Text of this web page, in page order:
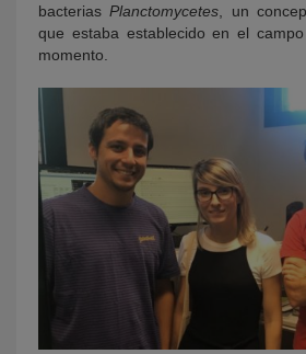
bacteriasPlanctomycetes , un
que estaba establecido en el
momento.